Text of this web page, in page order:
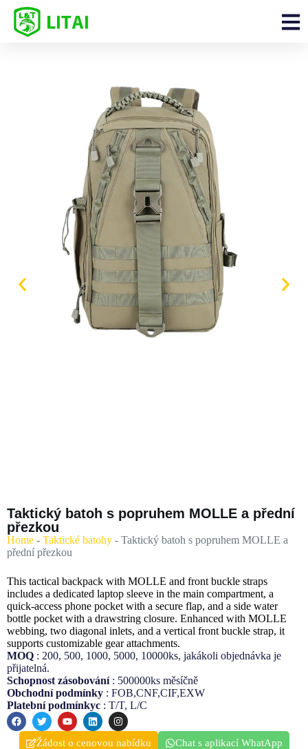
Taktický batoh s popruhem MOLLE a přední
přezkou
Home - Taktické batohy - Taktický batoh s popruhem MOLLE a
přední přezkou
This tactical backpack with MOLLE and front buckle straps
includes a dedicated laptop sleeve in the main compartment, a
quick-access phone pocket with a secure flap, and a side water
bottle pocket with a drawstring closure. Enhanced with MOLLE
webbing, two diagonal inlets, and a vertical front buckle strap, it
supports customizable gear attachments.
MOQ : 200, 500, 1000, 5000, 10000ks, jakákoli objednávka je
přijatelná.
Schopnost zásobování: 500000ks měsíčně
Obchodní podmínky : FOB,CNF,CIF,EXW
Platební podmínkyc : T/T, L/C
Žádost o cenovou nabídku Chat s aplikací WhatApp